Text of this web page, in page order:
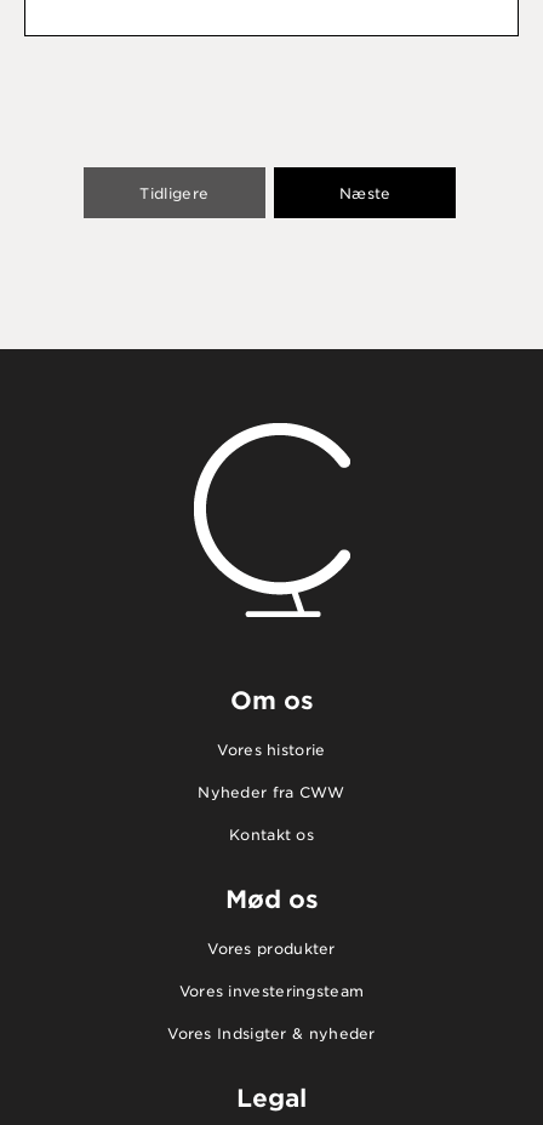
Tidligere Næste
Om os
Vores historie
Nyheder fra CWW
Kontakt os
Mød os
Vores produkter
Vores investeringsteam
Vores Indsigter & nyheder
Legal